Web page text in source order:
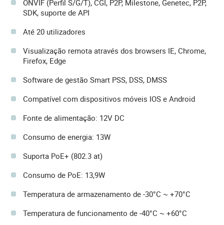
ONVIF (Perfil S/G/T), CGI, P2P, Milestone, Genetec, P2P,
SDK, suporte de API
Até 20 utilizadores
Visualização remota através dos browsers IE, Chrome,
Firefox, Edge
Software de gestão Smart PSS, DSS, DMSS
Compatível com dispositivos móveis IOS e Android
Fonte de alimentação: 12V DC
Consumo de energia: 13W
Suporta PoE+ (802.3 at)
Consumo de PoE: 13,9W
Temperatura de armazenamento de -30°C ~ +70°C
Temperatura de funcionamento de -40°C ~ +60°C